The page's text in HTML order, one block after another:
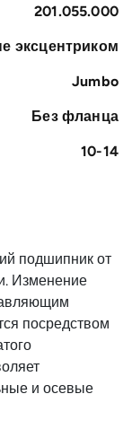
201.055.000
эксцентриком
Jumbo
Без фланца
10-14
подшипник от
Изменение
посредством
и осевые